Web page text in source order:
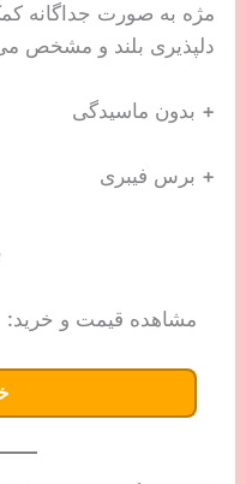
مژه به صورت جداگانه
دلپذیری بلند و مشخص
+ بدون ماسیدگی
+ برس فیبری
مشاهده قیمت و خرید: